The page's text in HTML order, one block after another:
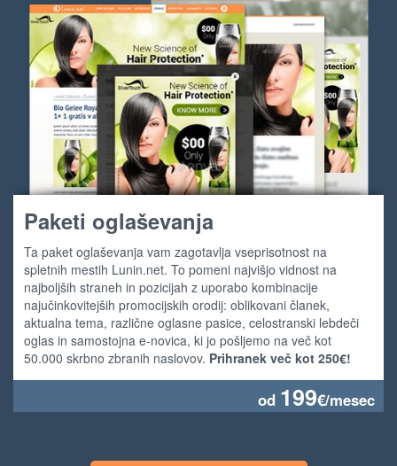
Paketi oglaševanja
Ta paket oglaševanja vam zagotavlja vseprisotnost na
spletnih mestih Lunin.net. To pomeni najvišjo vidnost na
najboljših straneh in pozicijah z uporabo kombinacije
najučinkovitejših promocijskih orodij: oblikovani članek,
aktualna tema, različne oglasne pasice, celostranski lebdeči
oglas in samostojna e-novica, ki jo pošljemo na več kot
50.000 skrbno zbranih naslovov. Prihranek več kot 250€!
od 199€/mesec